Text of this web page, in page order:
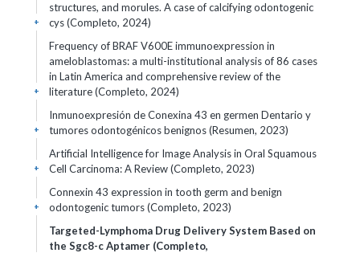
structures, and morules. A case of calcifying odontogenic
cys (Completo, 2024)
+
Frequency of BRAF V600E immunoexpression in
ameloblastomas: a multi-institutional analysis of 86 cases
in Latin America and comprehensive review of the
literature (Completo, 2024)
+
Inmunoexpresión de Conexina 43 en germen Dentario y
tumores odontogénicos benignos (Resumen, 2023)
+
Artificial Intelligence for Image Analysis in Oral Squamous
Cell Carcinoma: A Review (Completo, 2023)
+
Connexin 43 expression in tooth germ and benign
odontogenic tumors (Completo, 2023)
+
Targeted-Lymphoma Drug Delivery System Based on
the Sgc8-c Aptamer (Completo,